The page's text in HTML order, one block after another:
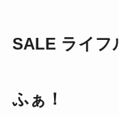
SALE ライフ
ふぁ！